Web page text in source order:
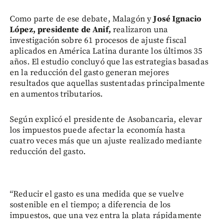
Como parte de ese debate, Malagón yJosé Ignacio
López, presidente de Anif,realizaron una
investigación sobre 61 procesos de ajuste fiscal
aplicados en América Latina durante los últimos 35
años. El estudio concluyó que las estrategias basadas
en la reducción del gasto generan mejores
resultados que aquellas sustentadas principalmente
en aumentos tributarios.
Según explicó el presidente de Asobancaria, elevar
los impuestos puede afectar la economía hasta
cuatro veces más que un ajuste realizado mediante
reducción del gasto.
“Reducir el gasto es una medida que se vuelve
sostenible en el tiempo; a diferencia de los
impuestos, que una vez entra la plata rápidamente